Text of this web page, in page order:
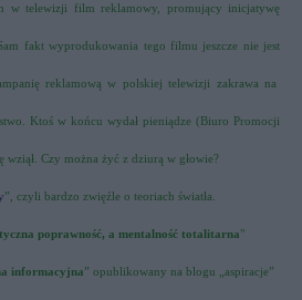
w telewizji film reklamowy, promujący inicjatywę
fakt wyprodukowania tego filmu jeszcze nie jest
reklamową w polskiej telewizji zakrawa na
Ktoś w końcu wydał pieniądze (Biuro Promocji
wziął. Czy można żyć z dziurą w głowie?
”, czyli bardzo zwięźle o teoriach światła.
poprawność, a mentalność totalitarna"
informacyjna” opublikowany na blogu „ aspiracje”